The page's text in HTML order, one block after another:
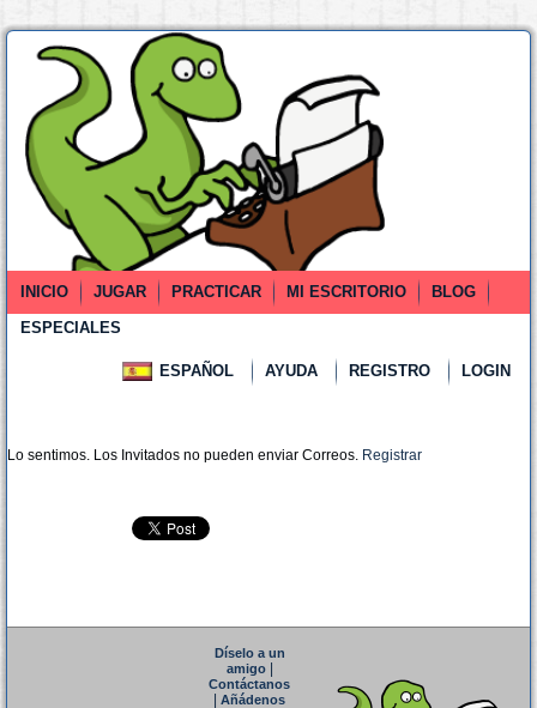
INICIO JUGAR PRACTICAR MI ESCRITORIO
BLOG
ESPECIALES
ESPAÑOL AYUDA REGISTRO LOGIN
Lo sentimos. Los Invitados no pueden enviar Correos. Registrar
Díselo a un
amigo|
Contáctanos
Añádenos